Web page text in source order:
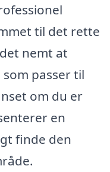
til det rette
nemt at
passer til
om du er
en
finde den